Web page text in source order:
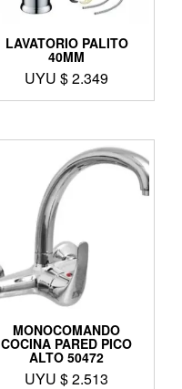
LAVATORIO PALITO
40MM
UYU $2.349
MONOCOMANDO
COCINA PARED PICO
ALTO 50472
UYU $2.513